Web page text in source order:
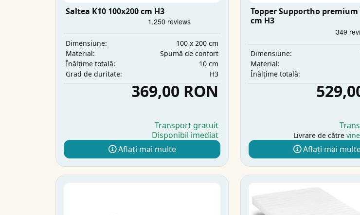
Saltea K10 100x200 cm H3
Dimensiune:
100 x 200 cm
Material:
Spumă de confort
Înălțime totală:
10 cm
Grad de duritate:
H3
369,00 RON
Transport gratuit
Disponibil imediat
Aflați mai multe
Topper Supportho premium
cm H3
Dimensiune:
Material:
Înălțime totală:
Livrare de către
Aflați mai